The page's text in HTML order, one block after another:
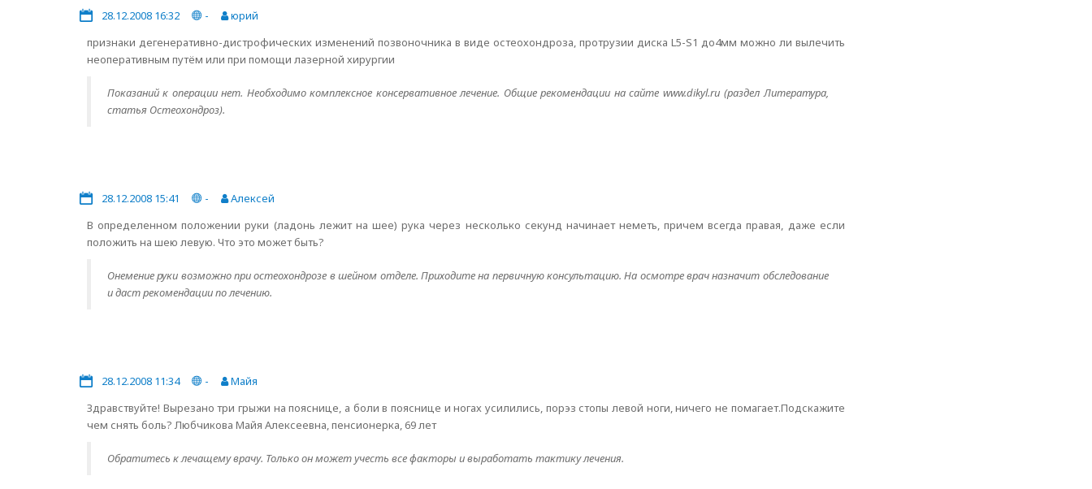
28.12.2008 16:32 -
юрий
признаки дегенеративно-дистрофических изменений позвоночника в виде остеохондроза, протрузии диска L5-S1 до4мм можно ли вылечить
неоперативным путём или при помощи лазерной хирургии
Показаний к операции нет. Необходимо комплексное консервативное лечение. Общие рекомендации на сайте www.dikyl.ru (раздел Литература,
статья Остеохондроз).
28.12.2008 15:41 -
Алексей
В определенном положении руки (ладонь лежит на шее) рука через несколько секунд начинает неметь, причем всегда правая, даже если
положить на шею левую. Что это может быть?
Онемение руки возможно при остеохондрозе в шейном отделе. Приходите на первичную консультацию. На осмотре врач назначит обследование
и даст рекомендации по лечению.
28.12.2008 11:34 -
Майя
Здравствуйте! Вырезано три грыжи на пояснице, а боли в пояснице и ногах усилились, порэз стопы левой ноги, ничего не помагает.Подскажите
чем снять боль? Любчикова Майя Алексеевна, пенсионерка, 69 лет
Обратитесь к лечащему врачу. Только он может учесть все факторы и выработать тактику лечения.